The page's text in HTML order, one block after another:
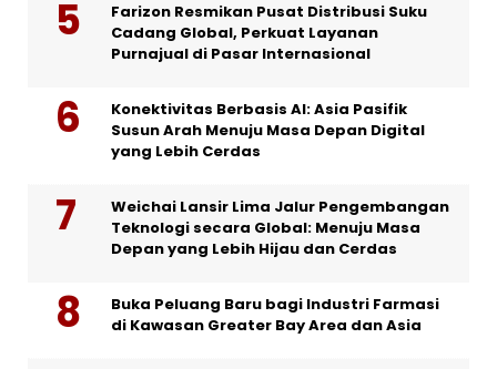
Farizon Resmikan Pusat Distribusi Suku
Cadang Global, Perkuat Layanan
Purnajual di Pasar Internasional
Konektivitas Berbasis AI: Asia Pasifik
Susun Arah Menuju Masa Depan Digital
yang Lebih Cerdas
Weichai Lansir Lima Jalur Pengembangan
Teknologi secara Global: Menuju Masa
Depan yang Lebih Hijau dan Cerdas
Buka Peluang Baru bagi Industri Farmasi
di Kawasan Greater Bay Area dan Asia